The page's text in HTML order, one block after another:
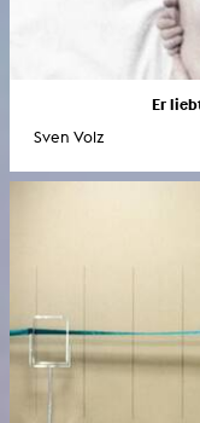
Er
Sven Volz